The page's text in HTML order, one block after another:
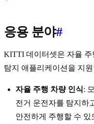
응용 분야#
KITTI 데이터셋은 자율
탐지 애플리케이션을 지
자율 주행 차량 인식:
전거 운전자를 탐지하
안전하게 주행할 수 있